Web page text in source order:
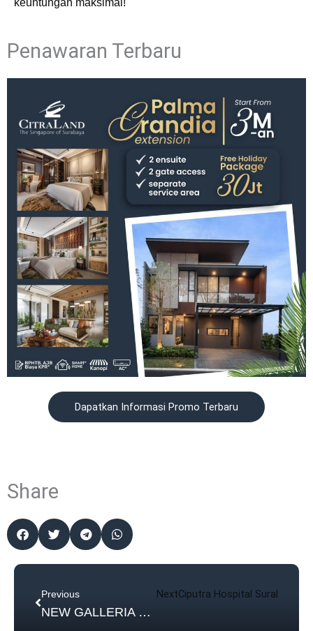
keuntungan maksimal!
Penawaran Terbaru
Dapatkan Informasi Promo Terbaru
Share
Previous
NEW GALLERIA EXTENSION, Ruko Terlaris di CitraLand Surabaya Hadir Kembali!
NextCiputra Hospital Surabaya